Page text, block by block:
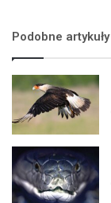
Podobne artykuły